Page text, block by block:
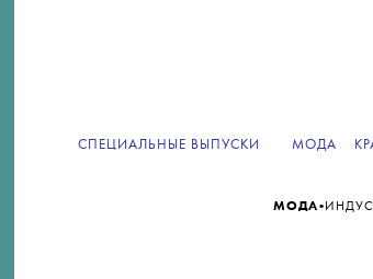
СПЕЦИАЛЬНЫЕ ВЫПУСКИ МОДА
МОДА•